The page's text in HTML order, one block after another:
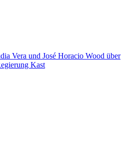
Vera und José Horacio Wood über
Kast